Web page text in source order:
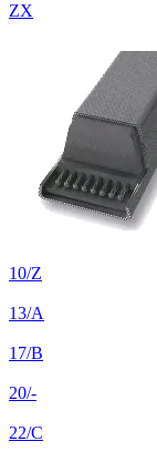
ZX
10/Z
13/A
17/B
20/-
22/C